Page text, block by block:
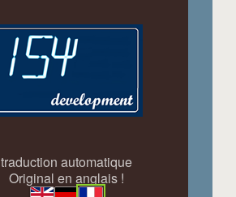
traduction automatique
Original en anglais !